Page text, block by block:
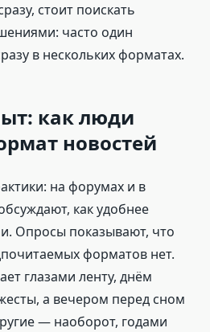
стоит поискать
часто один
в нескольких форматах.
как люди
новостей
на форумах и в
как удобнее
Опросы показывают, что
форматов нет.
глазами ленту, днём
а вечером перед сном
— наоборот, годами